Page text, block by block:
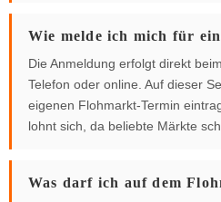
Wie melde ich mich für
Die Anmeldung erfolgt direkt
Telefon oder online. Auf dieser
eigenen Flohmarkt-Termin
lohnt sich, da beliebte Märkte
Was darf ich auf dem